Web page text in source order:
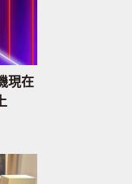
現在